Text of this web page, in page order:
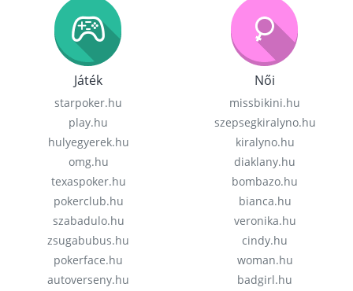
Játék
starpoker.hu
play.hu
hulyegyerek.hu
omg.hu
texaspoker.hu
pokerclub.hu
szabadulo.hu
zsugabubus.hu
pokerface.hu
autoverseny.hu
Női
missbikini.hu
szepsegkiralyno.hu
kiralyno.hu
diaklany.hu
bombazo.hu
bianca.hu
veronika.hu
cindy.hu
woman.hu
badgirl.hu